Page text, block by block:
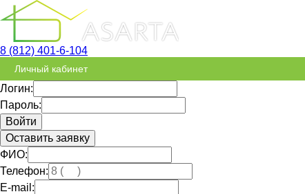
8 (812) 401-6-104
Личный кабинет
Логин:
Пароль:
Оставить заявку
ФИО:
Телефон:
E-mail: